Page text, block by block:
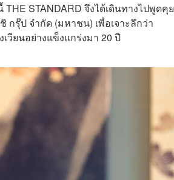
STANDARD จึงได้เดินทางไปพูดคุ
กรุ๊ป จำกัด (มหาชน) เพื่อเจาะลึกว่า
วียนอย่างแข็งแกร่งมา 20 ปี